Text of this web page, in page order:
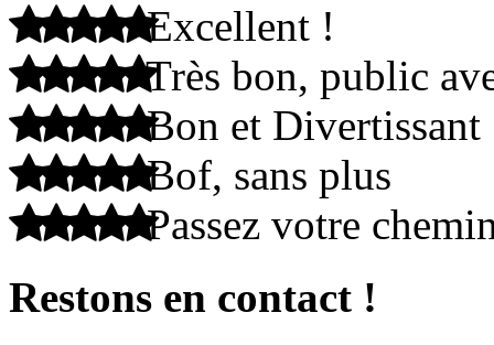
Excellent !
Très bon, public
Bon et Divertissant
Bof, sans plus
Passez votre
Restons en contact !